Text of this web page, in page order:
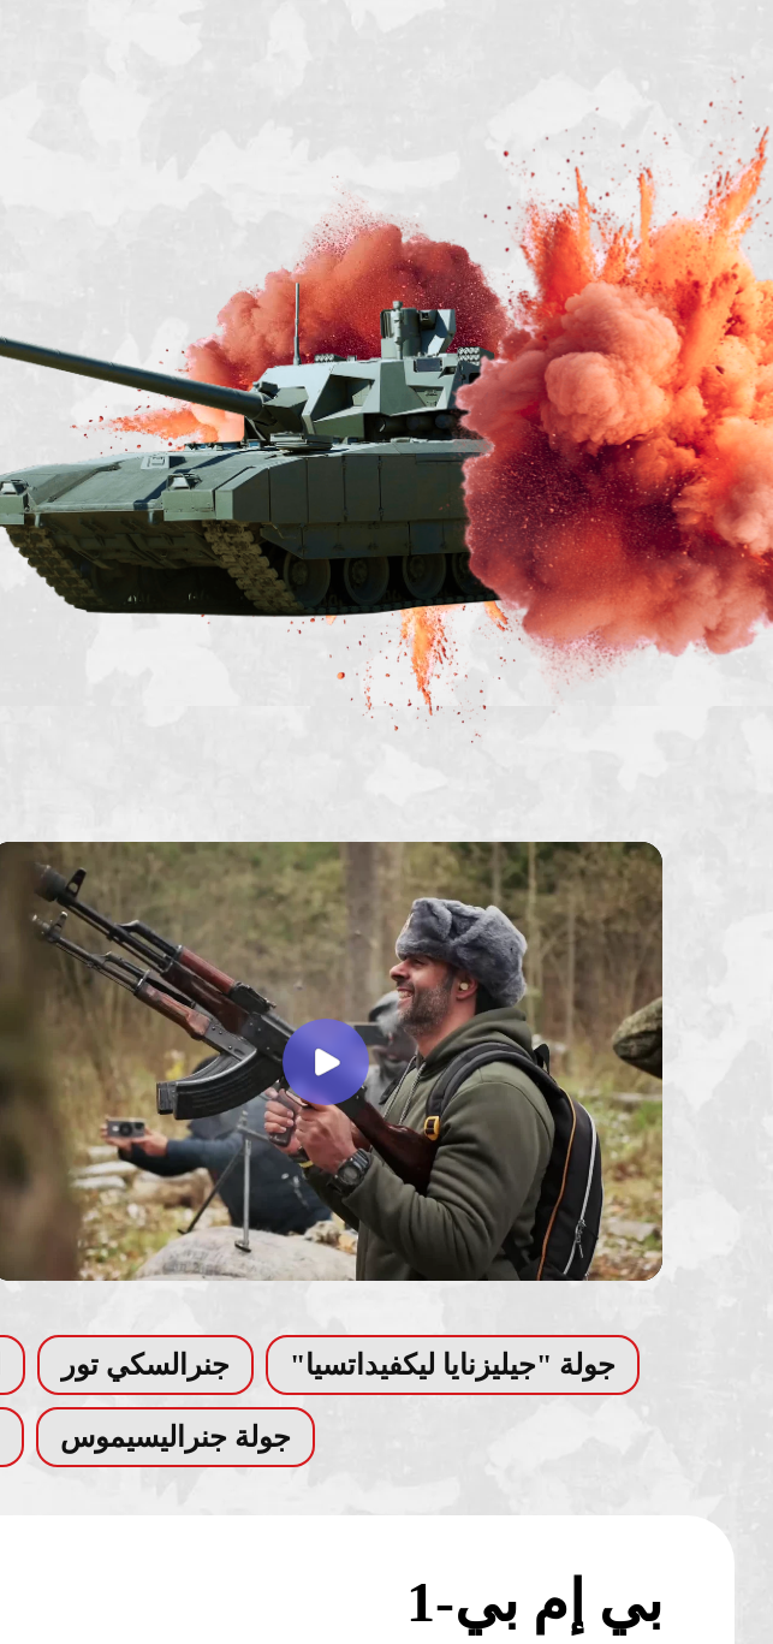
جنرالسكي تور جولة "جيليزنايا ليكفيداتسيا"
جولة جنراليسيموس
بي إم بي-1